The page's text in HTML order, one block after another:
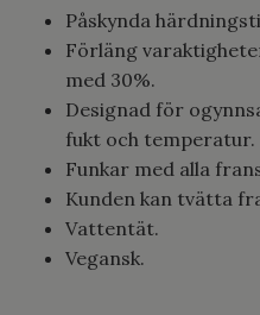
Påskynda
Förläng
med 30%.
Designad för
fukt och temperatur.
Funkar med alla
Kunden kan tvätta
Vattentät.
Vegansk.